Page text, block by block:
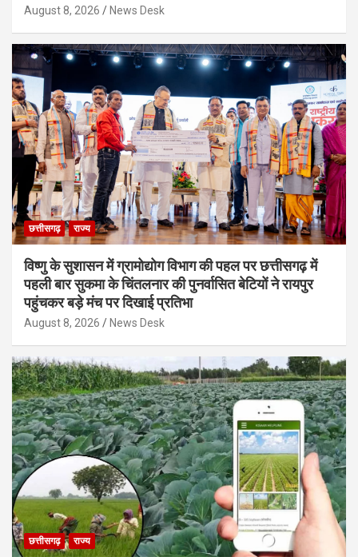
August 8, 2026 News Desk
छत्तीसगढ़ राज्य
विष्णु के सुशासन में ग्रामोद्योग विभाग की पहल पर छत्तीसगढ़ में
पहली बार सुकमा के चिंतलनार की पुनर्वासित बेटियों ने रायपुर
पहुंचकर बड़े मंच पर दिखाई प्रतिभा
August 8, 2026 News Desk
छत्तीसगढ़ राज्य